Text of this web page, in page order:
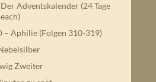
Adventskalender (24 Tage
– Aphilie (Folgen 310-319)
Zweiter